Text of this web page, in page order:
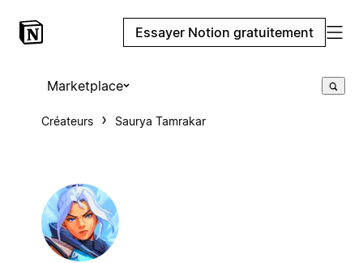
Essayer Notion gratuitement
Marketplace
Créateurs Saurya Tamrakar